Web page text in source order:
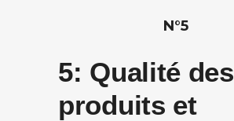
N°5
5: Qualité des
produits et